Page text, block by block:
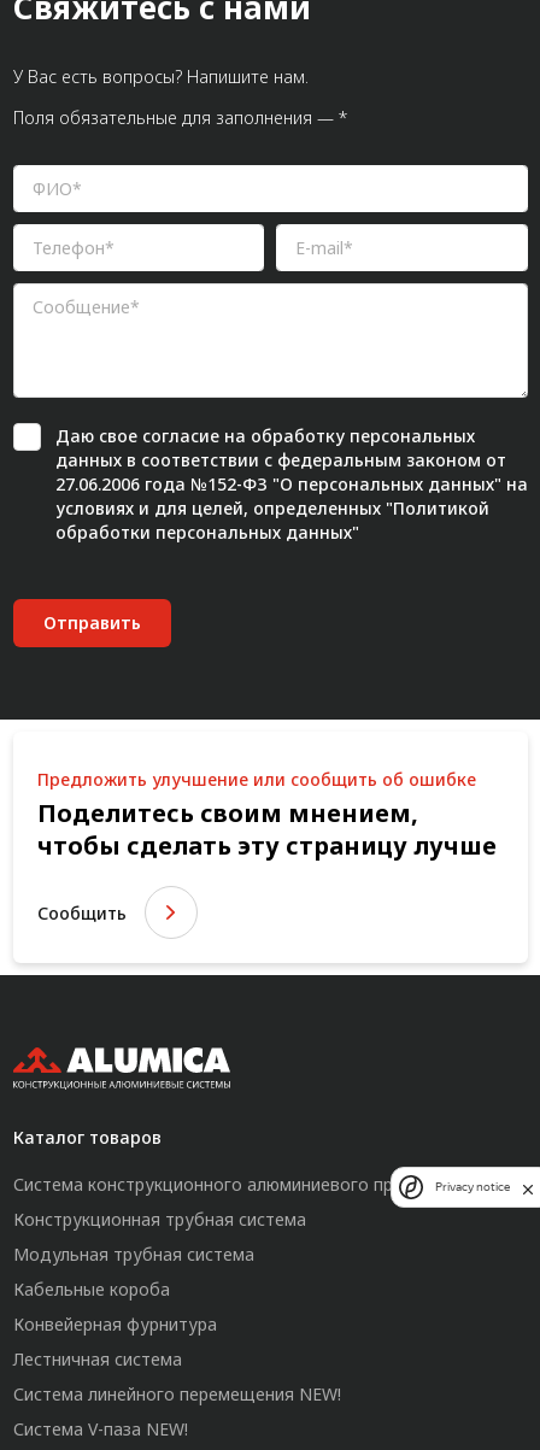
У Вас есть вопросы? Напишите нам.
Поля обязательные для заполнения — *
Даю свое согласиена обработку персональных
данных в соответствии с федеральным законом от
27.06.2006 года №152-ФЗ "О персональных данных" на
условиях и для целей, определенных "Политикой
обработки персональных данных"
Отправить
Предложить улучшение или сообщить об ошибке
Поделитесь своим мнением,
чтобы сделать эту страницу лучше
Сообщить
Каталог товаров
Система конструкционного алюминиевого профиля
Конструкционная трубная система
Модульная трубная система
Кабельные короба
Конвейерная фурнитура
Лестничная система
Система линейного перемещения NEW!
Система V-паза NEW!
Privacy notice